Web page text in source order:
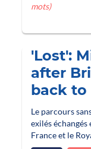
mots)
'Lost':
after
back to
Le parcours
exilés échangés
France et le